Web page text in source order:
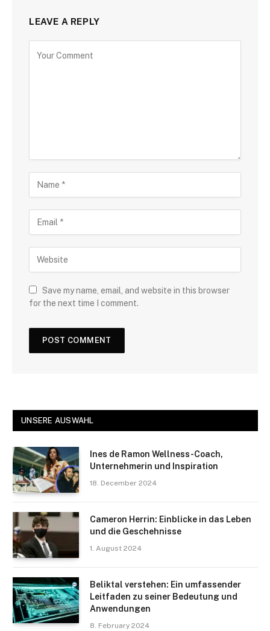
LEAVE A REPLY
Save my name, email, and website in this browser
for the next time I comment.
UNSERE AUSWAHL
Ines de Ramon Wellness-Coach,
Unternehmerin und Inspiration
18. December 2024
Cameron Herrin: Einblicke in das Leben
und die Geschehnisse
1. August 2024
Beliktal verstehen: Ein umfassender
Leitfaden zu seiner Bedeutung und
Anwendungen
8. February 2024